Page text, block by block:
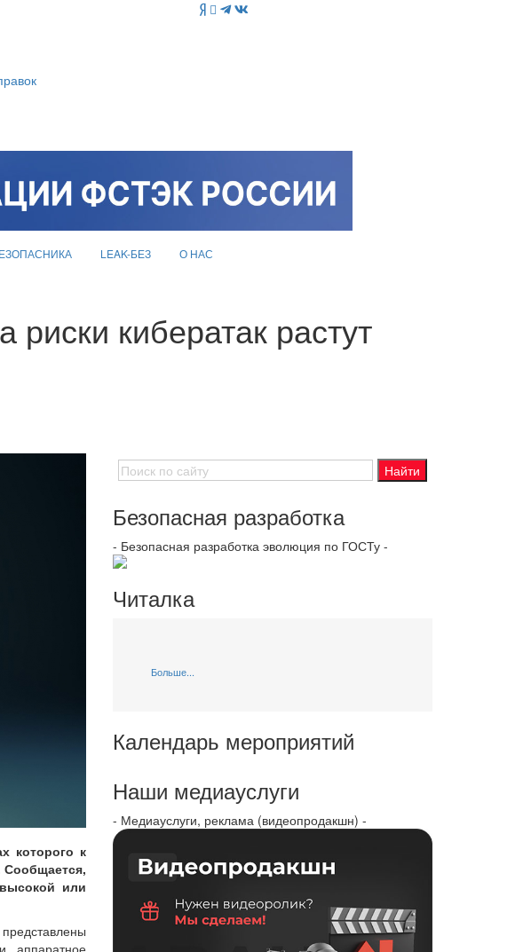
LEAK-БЕЗ О НАС
кибератак растут
которого к
или
Безопасная разработка
- Безопасная разработка эволюция по ГОСТу -
Читалка
Больше...
Календарь мероприятий
Наши медиауслуги
- Медиауслуги, реклама (видеопродакшн) -